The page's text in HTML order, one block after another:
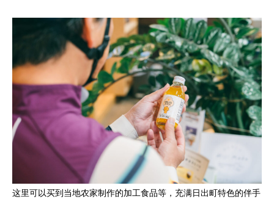
这里可以买到当地农家制作的加工食品等，充满日出町特色的伴手